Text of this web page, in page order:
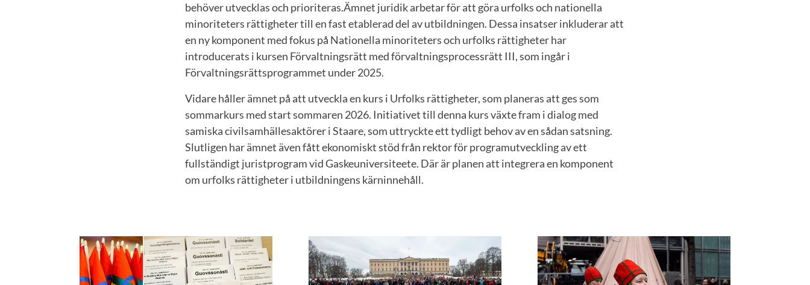
behöver utvecklas och prioriteras.Ämnet juridik arbetar för att göra urfolks och nationella
minoriteters rättigheter till en fast etablerad del av utbildningen. Dessa insatser inkluderar att
en ny komponent med fokus på Nationella minoriteters och urfolks rättigheter har
introducerats i kursen Förvaltningsrätt med förvaltningsprocessrätt III, som ingår i
Förvaltningsrättsprogrammet under 2025.
Vidare håller ämnet på att utveckla en kurs i Urfolks rättigheter, som planeras att ges som
sommarkurs med start sommaren 2026. Initiativet till denna kurs växte fram i dialog med
samiska civilsamhällesaktörer i Staare, som uttryckte ett tydligt behov av en sådan satsning.
Slutligen har ämnet även fått ekonomiskt stöd från rektor för programutveckling av ett
fullständigt juristprogram vid Gaskeuniversiteete. Där är planen att integrera en komponent
om urfolks rättigheter i utbildningens kärninnehåll.